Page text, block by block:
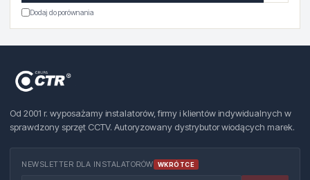
Dodaj do porównania
Od 2001 r. wyposażamy instalatorów, firmy i klientów indywidualnych w
sprawdzony sprzęt CCTV. Autoryzowany dystrybutor wiodących marek.
NEWSLETTER DLA INSTALATORÓW WKRÓTCE